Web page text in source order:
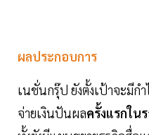
ผลประกอบการ
เนชั่นกรุ๊ป ยังตั้งเป้าจะมีก
จ่ายเงินปันผลครั้งแรกใน